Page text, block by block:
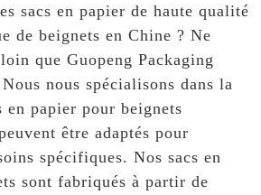
sacs en papier de haute qualité
de beignets en Chine ? Ne
que Guopeng Packaging
nous spécialisons dans la
en papier pour beignets
être adaptés pour
spécifiques. Nos sacs en
sont fabriqués à partir de